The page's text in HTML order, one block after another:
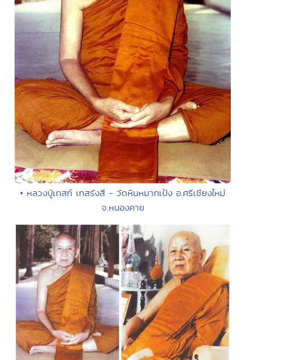
• หลวงปู่เทสก์ เทสรังสี - วัดหินหมากเป้ง อ.ศรีเชียงใหม่
จ.หนองคาย